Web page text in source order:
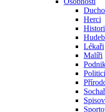
Herci
Lékaři
Malíři
Politici